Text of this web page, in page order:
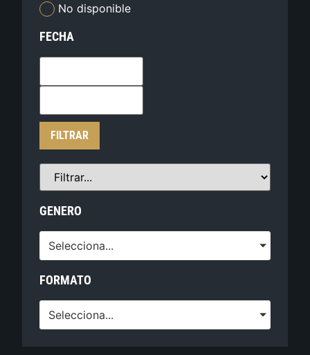
No disponible
FECHA
FILTRAR
GENERO
Selecciona...
FORMATO
Selecciona...